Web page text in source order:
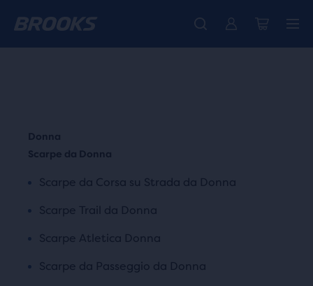
La nuovissima Ghost Amp è arrivata - Acquista Donna Uomo
Ti presentiamo la nuova collezione Cascadia - Acquista ora
Spedizione gratuita per tutti gli ordini superiori a CHF 100
Scarpe da Donna
Scarpe da Corsa su Strada da Donna
Scarpe Trail da Donna
Scarpe Atletica Donna
Scarpe da Passeggio da Donna